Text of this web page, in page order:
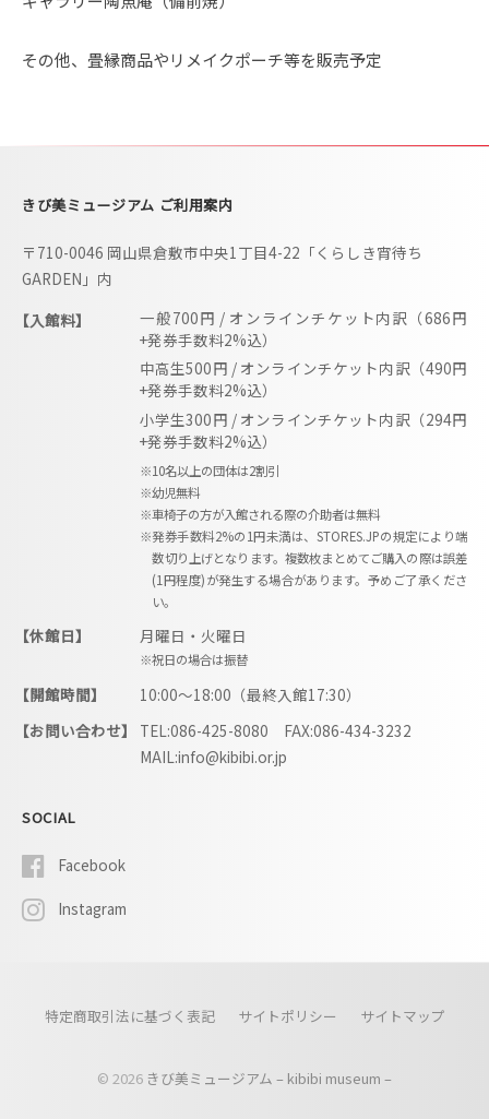
その他、畳縁商品やリメイクポーチ等を販売予定
きび美ミュージアム ご利用案内
〒710-0046 岡山県倉敷市中央1丁目4-22「くらしき宵待ち
GARDEN」内
【入館料】
一般700円 / オンラインチケット内訳（686円
+発券手数料2%込）
中高生500円 / オンラインチケット内訳（490円
+発券手数料2%込）
小学生300円 / オンラインチケット内訳（294円
+発券手数料2%込）
※10名以上の団体は2割引
※幼児無料
※車椅子の方が入館される際の介助者は無料
※発券手数料2%の1円未満は、STORES.JPの規定により端
数切り上げとなります。複数枚まとめてご購入の際は誤差
(1円程度)が発生する場合があります。予めご了承くださ
い。
【休館日】 月曜日・火曜日
※祝日の場合は振替
【開館時間】
10:00〜18:00（最終入館17:30）
【お問い合わせ】
TEL:086-425-8080 FAX:086-434-3232
MAIL:info@kibibi.or.jp
SOCIAL
Facebook
Instagram
特定商取引法に基づく表記 サイトポリシー サイトマップ
© 2026 きび美ミュージアム – kibibi museum –